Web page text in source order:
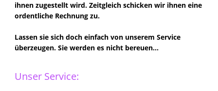
ihnen zugestellt wird. Zeitgleich schicken wir ihnen eine
ordentliche Rechnung zu.
Lassen sie sich doch einfach von unserem Service
überzeugen. Sie werden es nicht bereuen...
Unser Service: